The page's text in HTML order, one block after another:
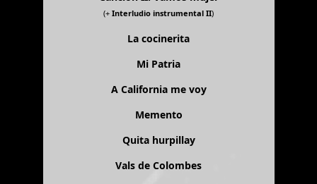
(+ Interludio instrumental II)
La cocinerita
Mi Patria
A California me voy
Memento
Quita hurpillay
Vals de Colombes